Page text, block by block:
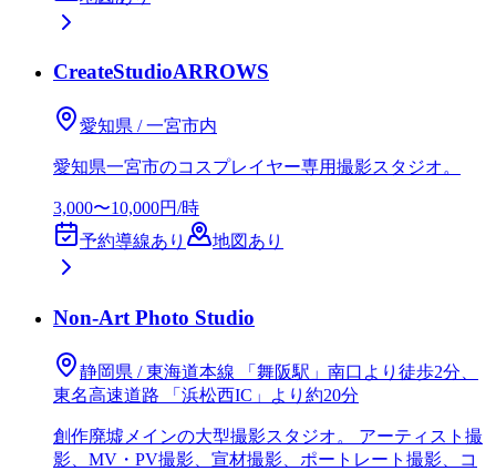
CreateStudioARROWS
愛知県 / 一宮市内
愛知県一宮市のコスプレイヤー専用撮影スタジオ。
3,000〜10,000円/時
予約導線あり
地図あり
Non-Art Photo Studio
静岡県 / 東海道本線 「舞阪駅」南口より徒歩2分、
東名高速道路 「浜松西IC」より約20分
創作廃墟メインの大型撮影スタジオ。 アーティスト撮
影、MV・PV撮影、宣材撮影、ポートレート撮影、コ